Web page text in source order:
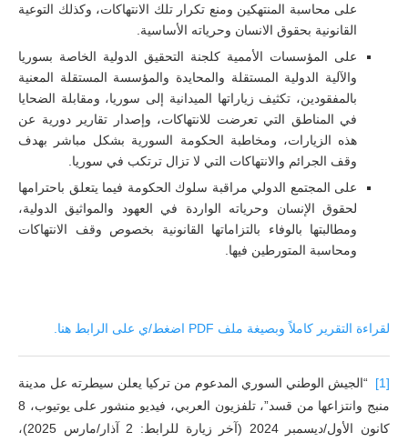
على محاسبة المنتهكين ومنع تكرار تلك الانتهاكات، وكذلك التوعية
القانونية بحقوق الانسان وحرياته الأساسية.
على المؤسسات الأممية كلجنة التحقيق الدولية الخاصة بسوريا
والآلية الدولية المستقلة والمحايدة والمؤسسة المستقلة المعنية
بالمفقودين، تكثيف زياراتها الميدانية إلى سوريا، ومقابلة الضحايا
في المناطق التي تعرضت للانتهاكات، وإصدار تقارير دورية عن
هذه الزيارات، ومخاطبة الحكومة السورية بشكل مباشر بهدف
وقف الجرائم والانتهاكات التي لا تزال ترتكب في سوريا.
على المجتمع الدولي مراقبة سلوك الحكومة فيما يتعلق باحترامها
لحقوق الإنسان وحرياته الواردة في العهود والمواثيق الدولية،
ومطالبتها بالوفاء بالتزاماتها القانونية بخصوص وقف الانتهاكات
ومحاسبة المتورطين فيها.
لقراءة التقرير كاملاً وبصيغة ملف PDF اضغط/ي على الرابط هنا.
[1]
“الجيش الوطني السوري المدعوم من تركيا يعلن سيطرته عل مدينة
منبج وانتزاعها من قسد”، تلفزيون العربي، فيديو منشور على يوتيوب، 8
كانون الأول/ديسمبر 2024 (آخر زيارة للرابط: 2 آذار/مارس 2025)،